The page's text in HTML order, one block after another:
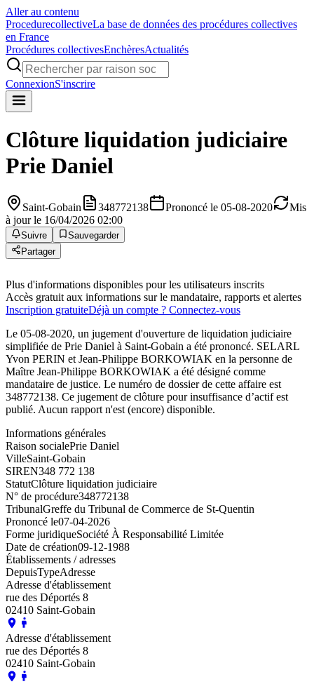
Aller au contenu
ProcedurecollectiveLa base de données des procédures collectives
en France
Procédures collectivesEnchèresActualités
ConnexionS'inscrire
Clôture liquidation judiciaire
Prie Daniel
Saint-Gobain 348772138 Prononcé le 05-08-2020
Mis
à jour le 16/04/2026 02:00
Suivre
Sauvegarder
Partager
Plus d'informations disponibles pour les utilisateurs inscrits
Accès gratuit aux informations sur le mandataire, rapports et alertes
Inscription gratuiteDéjà un compte ? Connectez-vous
Le 05-08-2020, un jugement d'ouverture de liquidation judiciaire
simplifiée de Prie Daniel à Saint-Gobain a été prononcé. SELARL
Yvon PERIN et Jean-Philippe BORKOWIAK en la personne de
Maître Jean-Philippe BORKOWIAK a été désigné comme
mandataire de justice. Le numéro de dossier de cette affaire est
348772138. Ce jugement de clôture pour insuffisance d’actif est
publié. Aucun rapport n'est (encore) disponible.
Informations générales
Raison socialePrie Daniel
VilleSaint-Gobain
SIREN348 772 138
StatutClôture liquidation judiciaire
N° de procédure348772138
TribunalGreffe du Tribunal de Commerce de St-Quentin
Prononcé le07-04-2026
Forme juridiqueSociété À Responsabilité Limitée
Date de création09-12-1988
Établissements / adresses
DepuisTypeAdresse
Adresse d'établissement
rue des Déportés 8
02410 Saint-Gobain
Adresse d'établissement
rue des Déportés 8
02410 Saint-Gobain